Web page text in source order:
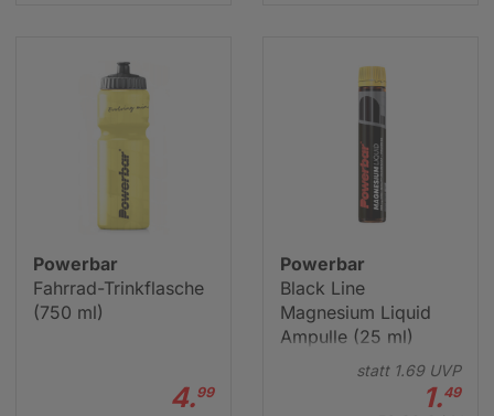
Powerbar
Fahrrad-Trinkflasche
(750 ml)
4.99
Powerbar
Black Line
Magnesium Liquid
Ampulle (25 ml)
statt 1.69UVP
1.49